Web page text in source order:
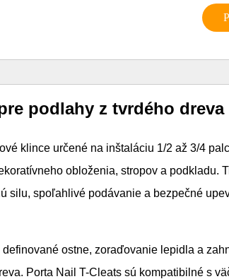
podlahy z tvrdého dreva
klince určené na inštaláciu 1/2 až 3/4
obloženia, stropov a podkladu.
silu, spoľahlivé podávanie a bezpečné
ostne, zoraďovanie lepidla a
Porta Nail T-Cleats sú kompatibilné s